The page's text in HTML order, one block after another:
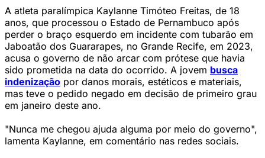
A atleta paralímpica Kaylanne Timóteo Freitas, de 18
anos, que processou o Estado de Pernambuco após
perder o braço esquerdo em incidente com tubarão em
Jaboatão dos Guararapes, no Grande Recife, em 2023,
acusa o governo de não arcar com prótese que havia
sido prometida na data do ocorrido. A jovem busca
indenização por danos morais, estéticos e materiais,
mas teve o pedido negado em decisão de primeiro grau
em janeiro deste ano.
"Nunca me chegou ajuda alguma por meio do governo",
lamenta Kaylanne, em comentário nas redes sociais.